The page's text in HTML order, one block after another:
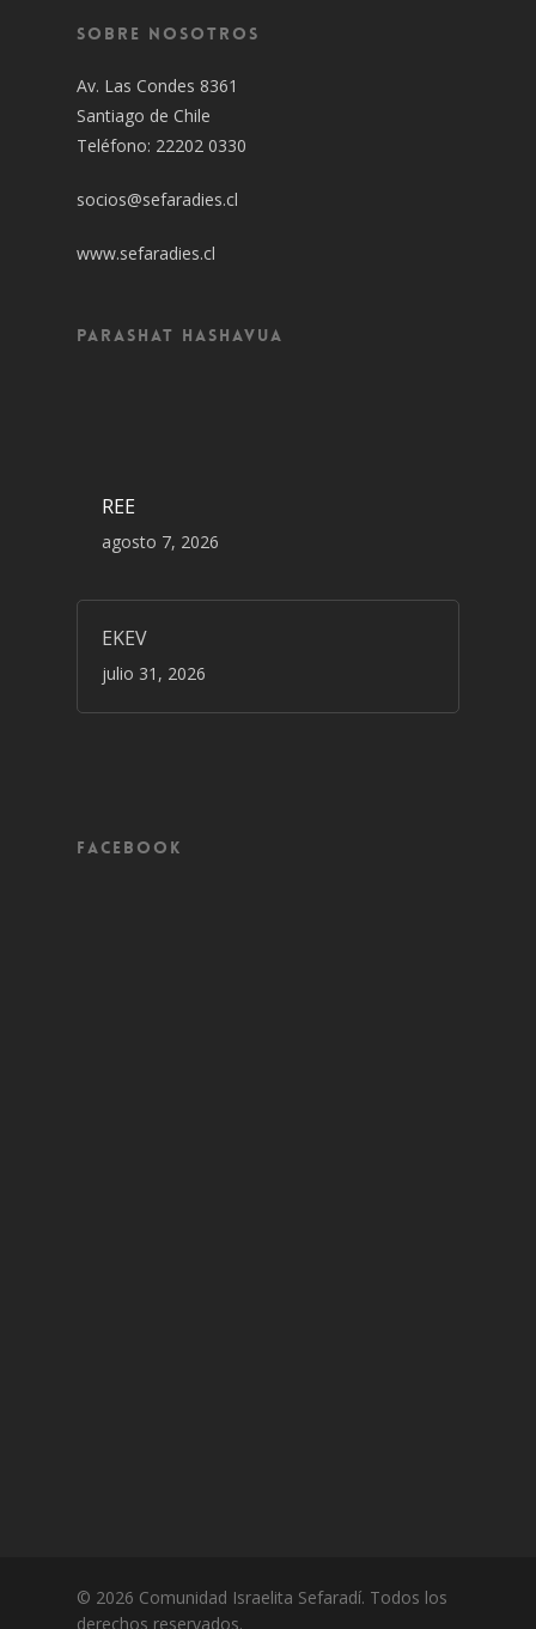
Sobre Nosotros
Av. Las Condes 8361
Santiago de Chile
Teléfono: 22202 0330
socios@sefaradies.cl
www.sefaradies.cl
Parashat Hashavua
REE
agosto 7, 2026
EKEV
julio 31, 2026
Facebook
© 2026 Comunidad Israelita Sefaradí. Todos los
derechos reservados.